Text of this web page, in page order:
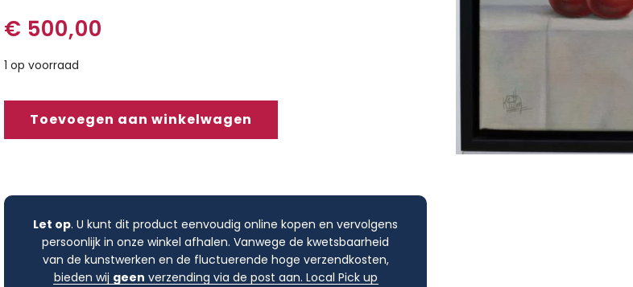
€ 500,00
1 op voorraad
Toevoegen aan winkelwagen
Let op. U kunt dit product eenvoudig online kopen en vervolgens
persoonlijk in onze winkel afhalen. Vanwege de kwetsbaarheid
van de kunstwerken en de fluctuerende hoge verzendkosten,
bieden wij geen verzending via de post aan. Local Pick up